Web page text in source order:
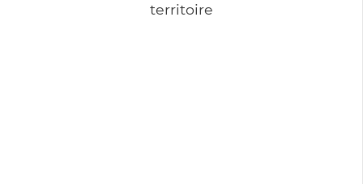
territoire